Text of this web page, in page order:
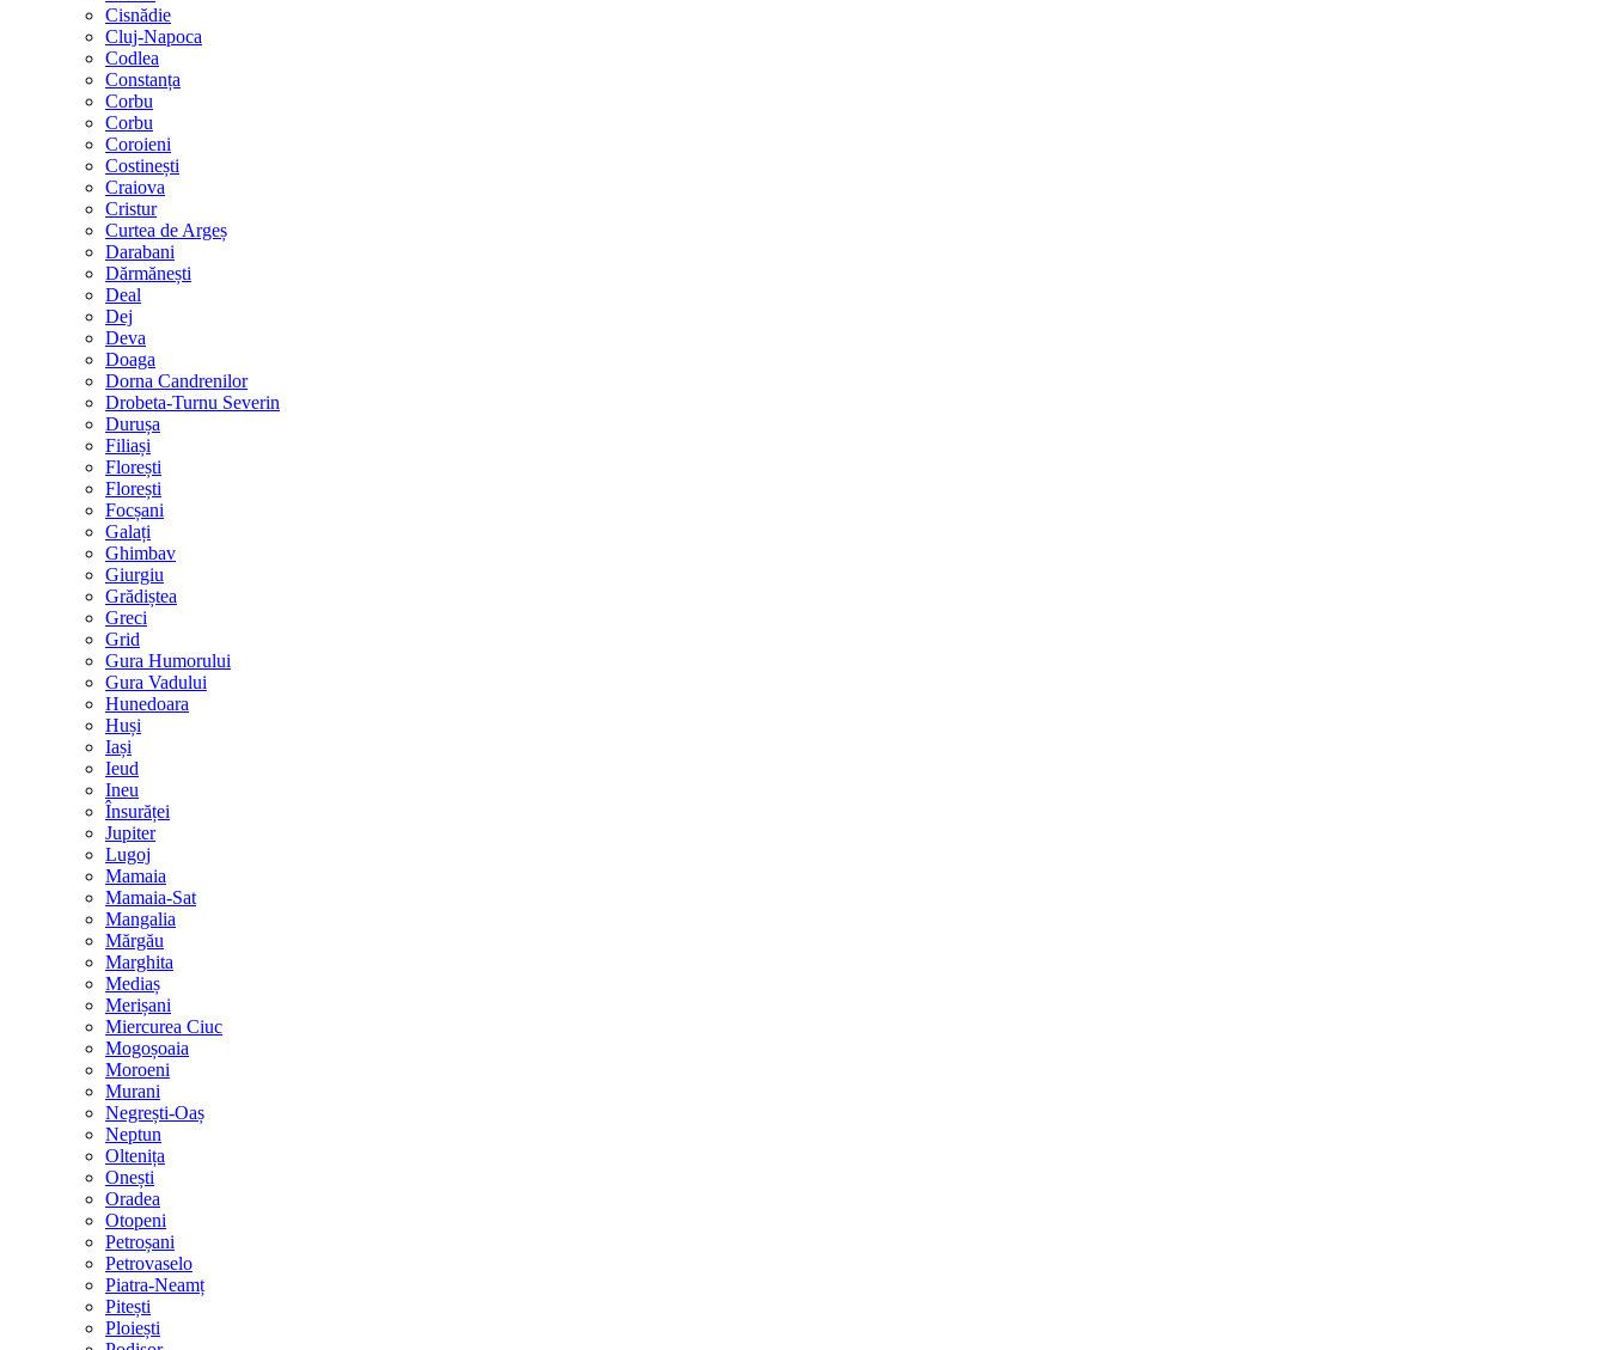
Cisnădie
Cluj-Napoca
Codlea
Constanța
Corbu
Corbu
Coroieni
Costinești
Craiova
Cristur
Curtea de Argeș
Darabani
Dărmănești
Deal
Dej
Deva
Doaga
Dorna Candrenilor
Drobeta-Turnu Severin
Durușa
Filiași
Florești
Florești
Focșani
Galați
Ghimbav
Giurgiu
Grădiștea
Greci
Grid
Gura Humorului
Gura Vadului
Hunedoara
Huși
Iași
Ieud
Ineu
Însurăței
Jupiter
Lugoj
Mamaia
Mamaia-Sat
Mangalia
Mărgău
Marghita
Mediaș
Merișani
Miercurea Ciuc
Mogoșoaia
Moroeni
Murani
Negrești-Oaș
Neptun
Oltenița
Onești
Oradea
Otopeni
Petroșani
Petrovaselo
Piatra-Neamț
Pitești
Ploiești